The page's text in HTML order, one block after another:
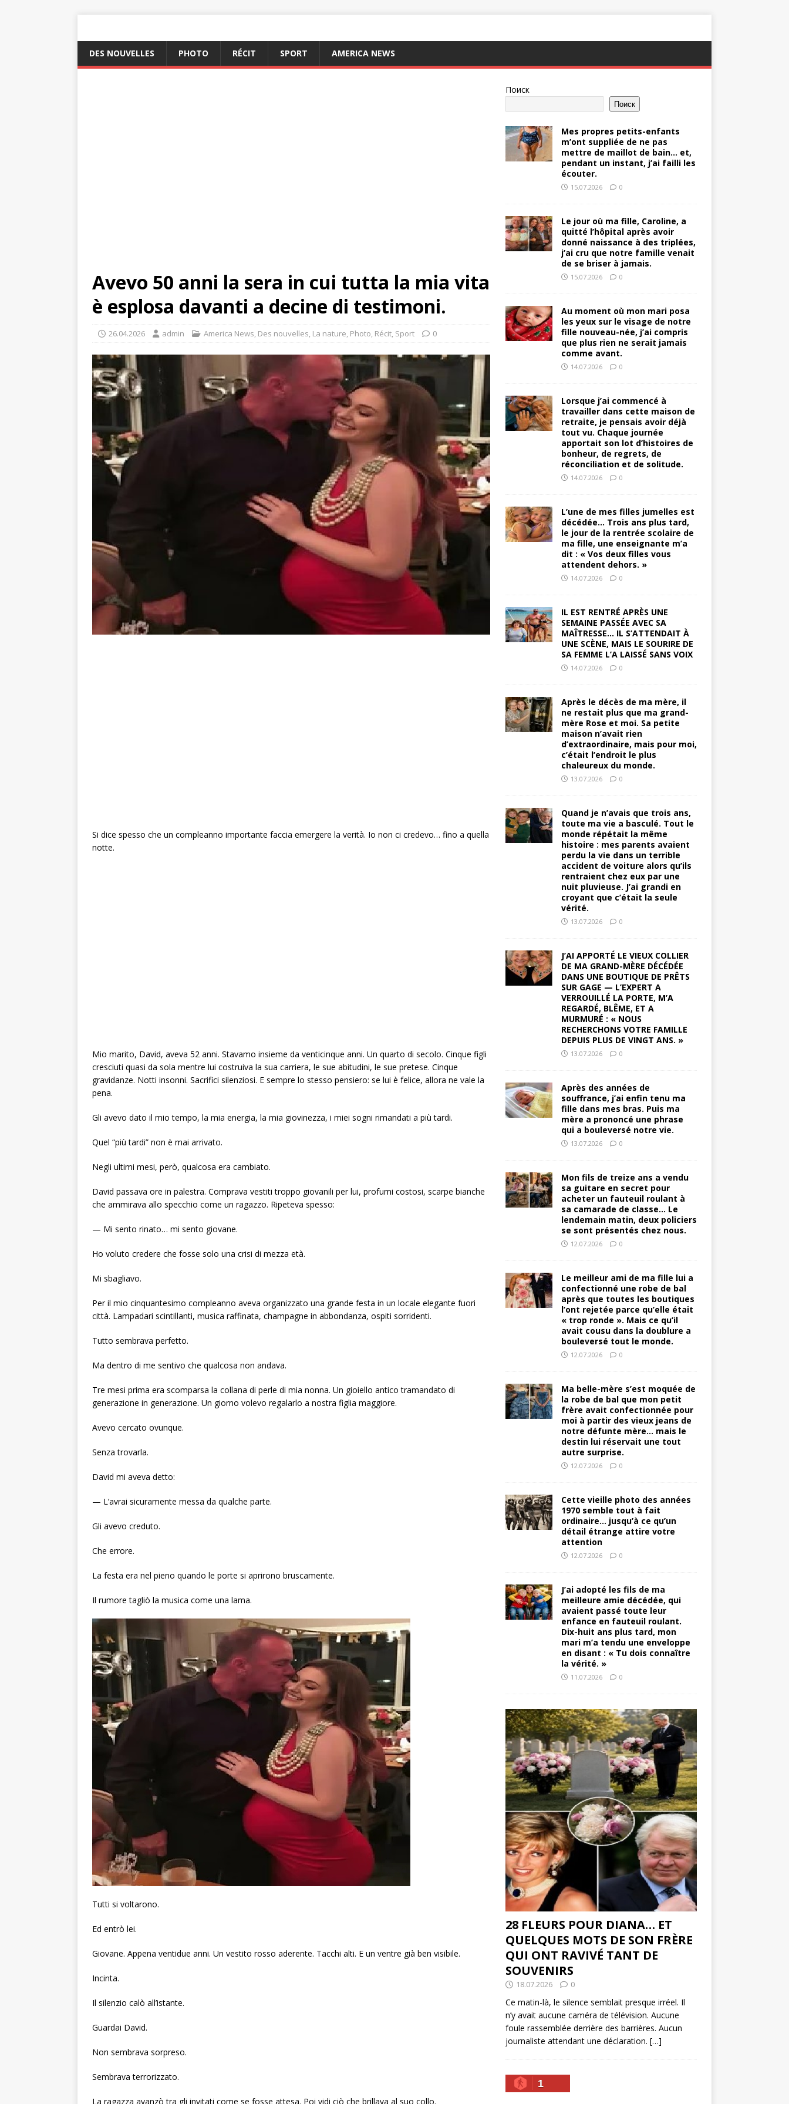
DES NOUVELLES PHOTO RÉCIT SPORT AMERICA NEWS
Avevo 50 anni la sera in cui tutta la mia vita
è esplosa davanti a decine di testimoni.
26.04.2026 admin America News, Des nouvelles, La nature, Photo, Récit, Sport 0
Si dice spesso che un compleanno importante faccia emergere la verità. Io non ci credevo… fino a quella
notte.
Mio marito, David, aveva 52 anni. Stavamo insieme da venticinque anni. Un quarto di secolo. Cinque figli
cresciuti quasi da sola mentre lui costruiva la sua carriera, le sue abitudini, le sue pretese. Cinque
gravidanze. Notti insonni. Sacrifici silenziosi. E sempre lo stesso pensiero: se lui è felice, allora ne vale la
pena.
Gli avevo dato il mio tempo, la mia energia, la mia giovinezza, i miei sogni rimandati a più tardi.
Quel “più tardi” non è mai arrivato.
Negli ultimi mesi, però, qualcosa era cambiato.
David passava ore in palestra. Comprava vestiti troppo giovanili per lui, profumi costosi, scarpe bianche
che ammirava allo specchio come un ragazzo. Ripeteva spesso:
— Mi sento rinato… mi sento giovane.
Ho voluto credere che fosse solo una crisi di mezza età.
Mi sbagliavo.
Per il mio cinquantesimo compleanno aveva organizzato una grande festa in un locale elegante fuori
città. Lampadari scintillanti, musica raffinata, champagne in abbondanza, ospiti sorridenti.
Tutto sembrava perfetto.
Ma dentro di me sentivo che qualcosa non andava.
Tre mesi prima era scomparsa la collana di perle di mia nonna. Un gioiello antico tramandato di
generazione in generazione. Un giorno volevo regalarlo a nostra figlia maggiore.
Avevo cercato ovunque.
Senza trovarla.
David mi aveva detto:
— L’avrai sicuramente messa da qualche parte.
Gli avevo creduto.
Che errore.
La festa era nel pieno quando le porte si aprirono bruscamente.
Il rumore tagliò la musica come una lama.
Tutti si voltarono.
Ed entrò lei.
Giovane. Appena ventidue anni. Un vestito rosso aderente. Tacchi alti. E un ventre già ben visibile.
Incinta.
Il silenzio calò all’istante.
Guardai David.
Non sembrava sorpreso.
Sembrava terrorizzato.
La ragazza avanzò tra gli invitati come se fosse attesa. Poi vidi ciò che brillava al suo collo.
Поиск
Поиск
Mes propres petits-enfants
m’ont suppliée de ne pas
mettre de maillot de bain… et,
pendant un instant, j’ai failli les
écouter.
15.07.2026 0
Le jour où ma fille, Caroline, a
quitté l’hôpital après avoir
donné naissance à des triplées,
j’ai cru que notre famille venait
de se briser à jamais.
15.07.2026 0
Au moment où mon mari posa
les yeux sur le visage de notre
fille nouveau-née, j’ai compris
que plus rien ne serait jamais
comme avant.
14.07.2026 0
Lorsque j’ai commencé à
travailler dans cette maison de
retraite, je pensais avoir déjà
tout vu. Chaque journée
apportait son lot d’histoires de
bonheur, de regrets, de
réconciliation et de solitude.
14.07.2026 0
L’une de mes filles jumelles est
décédée… Trois ans plus tard,
le jour de la rentrée scolaire de
ma fille, une enseignante m’a
dit : « Vos deux filles vous
attendent dehors. »
14.07.2026 0
IL EST RENTRÉ APRÈS UNE
SEMAINE PASSÉE AVEC SA
MAÎTRESSE… IL S’ATTENDAIT À
UNE SCÈNE, MAIS LE SOURIRE DE
SA FEMME L’A LAISSÉ SANS VOIX
14.07.2026 0
Après le décès de ma mère, il
ne restait plus que ma grand-
mère Rose et moi. Sa petite
maison n’avait rien
d’extraordinaire, mais pour moi,
c’était l’endroit le plus
chaleureux du monde.
13.07.2026 0
Quand je n’avais que trois ans,
toute ma vie a basculé. Tout le
monde répétait la même
histoire : mes parents avaient
perdu la vie dans un terrible
accident de voiture alors qu’ils
rentraient chez eux par une
nuit pluvieuse. J’ai grandi en
croyant que c’était la seule
vérité.
13.07.2026 0
J’AI APPORTÉ LE VIEUX COLLIER
DE MA GRAND-MÈRE DÉCÉDÉE
DANS UNE BOUTIQUE DE PRÊTS
SUR GAGE — L’EXPERT A
VERROUILLÉ LA PORTE, M’A
REGARDÉ, BLÊME, ET A
MURMURÉ : « NOUS
RECHERCHONS VOTRE FAMILLE
DEPUIS PLUS DE VINGT ANS. »
13.07.2026 0
Après des années de
souffrance, j’ai enfin tenu ma
fille dans mes bras. Puis ma
mère a prononcé une phrase
qui a bouleversé notre vie.
13.07.2026 0
Mon fils de treize ans a vendu
sa guitare en secret pour
acheter un fauteuil roulant à
sa camarade de classe… Le
lendemain matin, deux policiers
se sont présentés chez nous.
12.07.2026 0
Le meilleur ami de ma fille lui a
confectionné une robe de bal
après que toutes les boutiques
l’ont rejetée parce qu’elle était
« trop ronde ». Mais ce qu’il
avait cousu dans la doublure a
bouleversé tout le monde.
12.07.2026 0
Ma belle-mère s’est moquée de
la robe de bal que mon petit
frère avait confectionnée pour
moi à partir des vieux jeans de
notre défunte mère… mais le
destin lui réservait une tout
autre surprise.
12.07.2026 0
Cette vieille photo des années
1970 semble tout à fait
ordinaire… jusqu’à ce qu’un
détail étrange attire votre
attention
12.07.2026 0
J’ai adopté les fils de ma
meilleure amie décédée, qui
avaient passé toute leur
enfance en fauteuil roulant.
Dix-huit ans plus tard, mon
mari m’a tendu une enveloppe
en disant : « Tu dois connaître
la vérité. »
11.07.2026 0
28 FLEURS POUR DIANA… ET
QUELQUES MOTS DE SON FRÈRE
QUI ONT RAVIVÉ TANT DE
SOUVENIRS
18.07.2026 0
Ce matin-là, le silence semblait presque irréel. Il
n’y avait aucune caméra de télévision. Aucune
foule rassemblée derrière des barrières. Aucun
journaliste attendant une déclaration. […]
1